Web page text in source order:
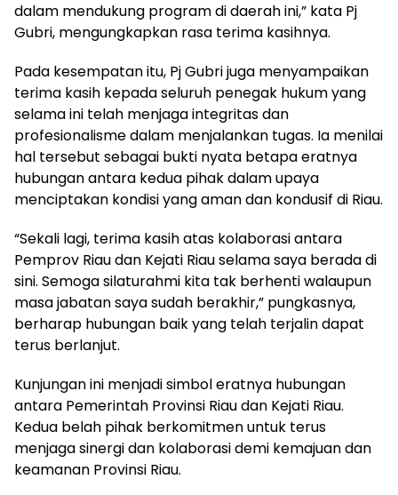
dalam mendukung program di daerah ini,” kata Pj
Gubri, mengungkapkan rasa terima kasihnya.
Pada kesempatan itu, Pj Gubri juga menyampaikan
terima kasih kepada seluruh penegak hukum yang
selama ini telah menjaga integritas dan
profesionalisme dalam menjalankan tugas. Ia menilai
hal tersebut sebagai bukti nyata betapa eratnya
hubungan antara kedua pihak dalam upaya
menciptakan kondisi yang aman dan kondusif di Riau.
“Sekali lagi, terima kasih atas kolaborasi antara
Pemprov Riau dan Kejati Riau selama saya berada di
sini. Semoga silaturahmi kita tak berhenti walaupun
masa jabatan saya sudah berakhir,” pungkasnya,
berharap hubungan baik yang telah terjalin dapat
terus berlanjut.
Kunjungan ini menjadi simbol eratnya hubungan
antara Pemerintah Provinsi Riau dan Kejati Riau.
Kedua belah pihak berkomitmen untuk terus
menjaga sinergi dan kolaborasi demi kemajuan dan
keamanan Provinsi Riau.